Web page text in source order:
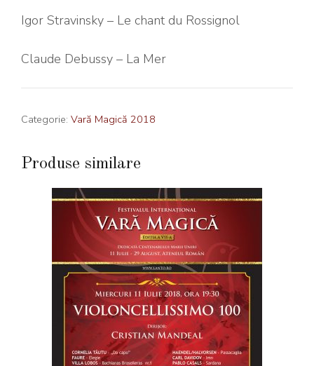
Igor Stravinsky – Le chant du Rossignol
Claude Debussy – La Mer
Categorie: Vară Magică 2018
Produse similare